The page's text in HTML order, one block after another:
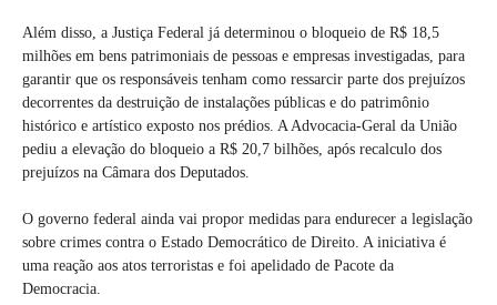
Além disso, a Justiça Federal já determinou o bloqueio de R$ 18,5
milhões em bens patrimoniais de pessoas e empresas investigadas, para
garantir que os responsáveis tenham como ressarcir parte dos prejuízos
decorrentes da destruição de instalações públicas e do patrimônio
histórico e artístico exposto nos prédios. A Advocacia-Geral da União
pediu a elevação do bloqueio a R$ 20,7 bilhões, após recalculo dos
prejuízos na Câmara dos Deputados.
O governo federal ainda vai propor medidas para endurecer a legislação
sobre crimes contra o Estado Democrático de Direito. A iniciativa é
uma reação aos atos terroristas e foi apelidado de Pacote da
Democracia.